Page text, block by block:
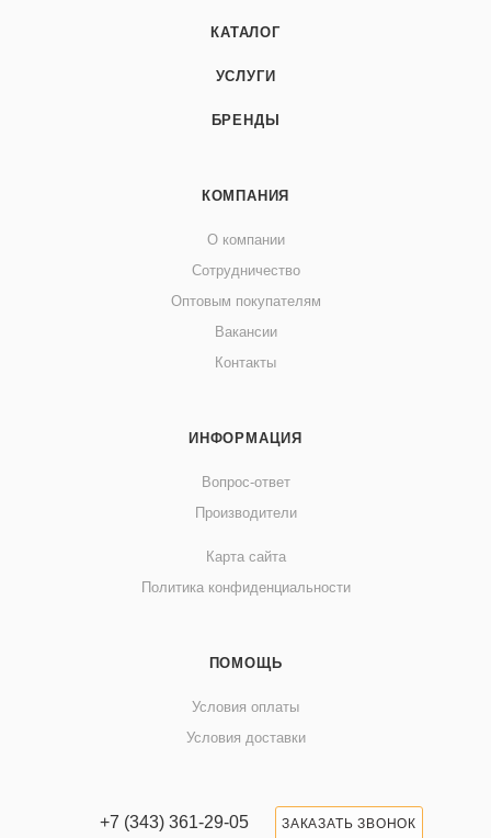
КАТАЛОГ
УСЛУГИ
БРЕНДЫ
КОМПАНИЯ
О компании
Сотрудничество
Оптовым покупателям
Вакансии
Контакты
ИНФОРМАЦИЯ
Вопрос-ответ
Производители
Карта сайта
Политика конфиденциальности
ПОМОЩЬ
Условия оплаты
Условия доставки
+7 (343) 361-29-05 ЗАКАЗАТЬ ЗВОНОК